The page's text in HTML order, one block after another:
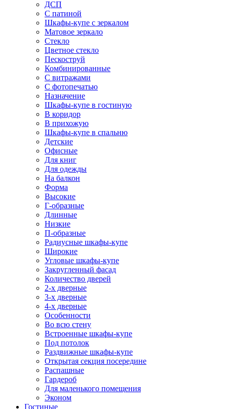
ДСП
С патиной
Шкафы-купе с зеркалом
Матовое зеркало
Стекло
Цветное стекло
Пескоструй
Комбинированные
С витражами
С фотопечатью
Назначение
Шкафы-купе в гостиную
В коридор
В прихожую
Шкафы-купе в спальню
Детские
Офисные
Для книг
Для одежды
На балкон
Форма
Высокие
Г-образные
Длинные
Низкие
П-образные
Радиусные шкафы-купе
Широкие
Угловые шкафы-купе
Закругленный фасад
Количество дверей
2-х дверные
3-х дверные
4-х дверные
Особенности
Во всю стену
Встроенные шкафы-купе
Под потолок
Раздвижные шкафы-купе
Открытая секция посередине
Распашные
Гардероб
Для маленького помещения
Эконом
Гостиные